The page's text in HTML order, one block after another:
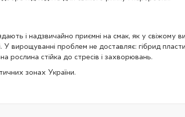
і надзвичайно приємні на смак, як у свіжому
У вирощуванні проблем не доставляє: гібрид
рослина стійка до стресів і захворювань.
зонах України.